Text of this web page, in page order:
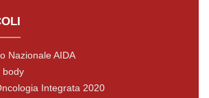
Nazionale AIDA
body
Integrata 2020